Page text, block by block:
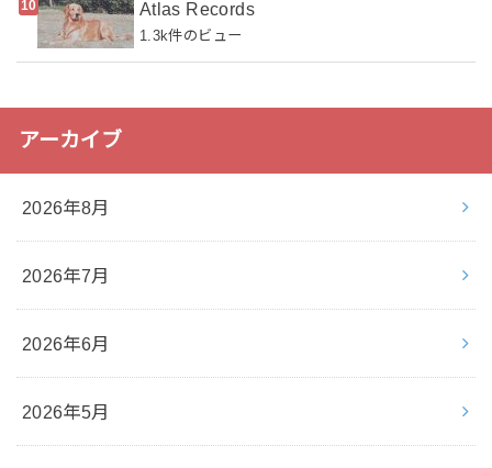
Atlas Records
1.3k件のビュー
アーカイブ
2026年8月
2026年7月
2026年6月
2026年5月